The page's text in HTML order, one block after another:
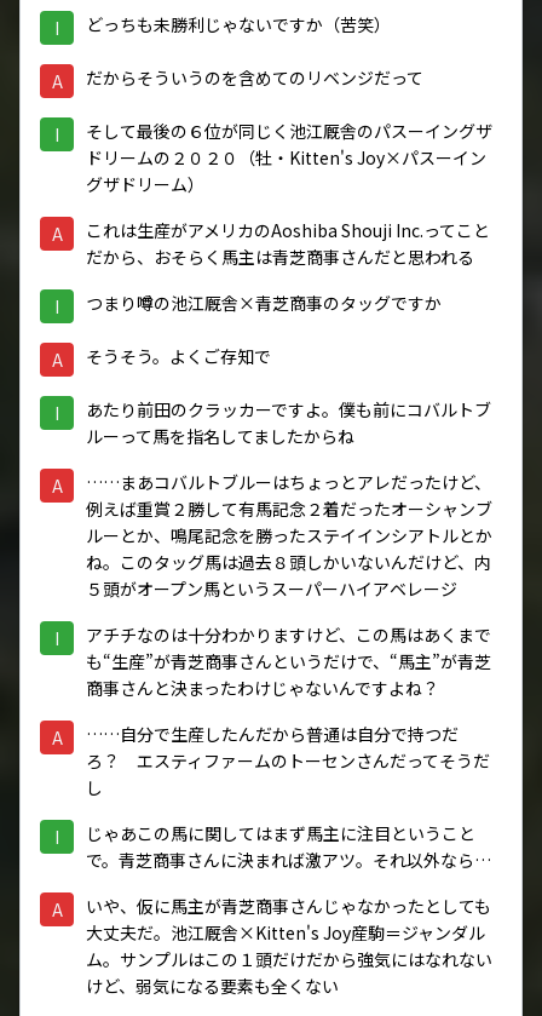
I どっちも未勝利じゃないですか（苦笑）
A だからそういうのを含めてのリベンジだって
I
そして最後の６位が同じく池江厩舎のパスーイングザ
ドリームの２０２０（牡・Kitten's Joy×パスーイン
グザドリーム）
A
これは生産がアメリカのAoshiba Shouji Inc.ってこと
だから、おそらく馬主は青芝商事さんだと思われる
I つまり噂の池江厩舎×青芝商事のタッグですか
A そうそう。よくご存知で
I
あたり前田のクラッカーですよ。僕も前にコバルトブ
ルーって馬を指名してましたからね
A
……まあコバルトブルーはちょっとアレだったけど、
例えば重賞２勝して有馬記念２着だったオーシャンブ
ルーとか、鳴尾記念を勝ったステイインシアトルとか
ね。このタッグ馬は過去８頭しかいないんだけど、内
５頭がオープン馬というスーパーハイアベレージ
I
アチチなのは十分わかりますけど、この馬はあくまで
も“生産”が青芝商事さんというだけで、“馬主”が青芝
商事さんと決まったわけじゃないんですよね？
A
……自分で生産したんだから普通は自分で持つだ
ろ？ エスティファームのトーセンさんだってそうだ
し
I
じゃあこの馬に関してはまず馬主に注目ということ
で。青芝商事さんに決まれば激アツ。それ以外なら…
A
いや、仮に馬主が青芝商事さんじゃなかったとしても
大丈夫だ。池江厩舎×Kitten's Joy産駒＝ジャンダル
ム。サンプルはこの１頭だけだから強気にはなれない
けど、弱気になる要素も全くない